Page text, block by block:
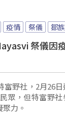
疫情 祭儀 鄒族
祭儀因
野社，2月26
眾，但特富野
力。